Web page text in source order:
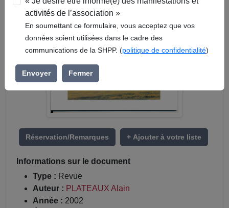
Réservation/Remarques + Ajouter à votre liste
Informations sur le document
Type : Revue
Auteur : PLATEAUX Alain
Année : 2002
activités de l’association »
En soumettant ce formulaire, vous acceptez que vos
données soient utilisées dans le cadre des
communications de la SHPP. (politique de confidentialité)
Envoyer Fermer